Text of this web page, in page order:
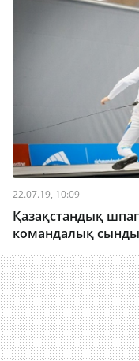
22.07.19, 10:09
Қазақстандық
командалық